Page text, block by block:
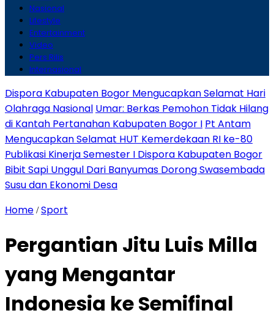
Nasional
Lifestyle
Entertainment
Video
Pers Rilis
Internasional
Dispora Kabupaten Bogor Mengucapkan Selamat Hari
Olahraga Nasional Umar: Berkas Pemohon Tidak Hilang
di Kantah Pertanahan Kabupaten Bogor I Pt Antam
Mengucapkan Selamat HUT Kemerdekaan RI ke-80
Publikasi Kinerja Semester I Dispora Kabupaten Bogor
Bibit Sapi Unggul Dari Banyumas Dorong Swasembada
Susu dan Ekonomi Desa
Home /Sport
Pergantian Jitu Luis Milla
yang Mengantar
Indonesia ke Semifinal